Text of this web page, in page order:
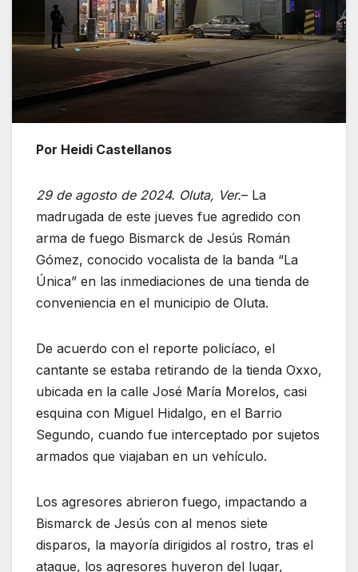
Por Heidi Castellanos
29 de agosto de 2024. Oluta, Ver.– La
madrugada de este jueves fue agredido con
arma de fuego Bismarck de Jesús Román
Gómez, conocido vocalista de la banda “La
Única” en las inmediaciones de una tienda de
conveniencia en el municipio de Oluta.
De acuerdo con el reporte policíaco, el
cantante se estaba retirando de la tienda Oxxo,
ubicada en la calle José María Morelos, casi
esquina con Miguel Hidalgo, en el Barrio
Segundo, cuando fue interceptado por sujetos
armados que viajaban en un vehículo.
Los agresores abrieron fuego, impactando a
Bismarck de Jesús con al menos siete
disparos, la mayoría dirigidos al rostro, tras el
ataque, los agresores huyeron del lugar,